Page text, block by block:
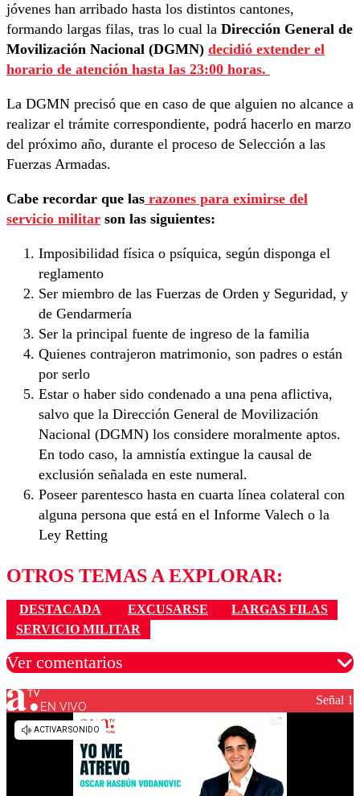
jóvenes han arribado hasta los distintos cantones,
formando largas filas, tras lo cual la Dirección General de
Movilización Nacional (DGMN) decidió extender el
horario de atención hasta las 23:00 horas.
La DGMN precisó que en caso de que alguien no alcance a
realizar el trámite correspondiente, podrá hacerlo en marzo
del próximo año, durante el proceso de Selección a las
Fuerzas Armadas.
Cabe recordar que las razones para eximirse del
servicio militar son las siguientes:
Imposibilidad física o psíquica, según disponga el
reglamento
Ser miembro de las Fuerzas de Orden y Seguridad, y
de Gendarmería
Ser la principal fuente de ingreso de la familia
Quienes contrajeron matrimonio, son padres o están
por serlo
Estar o haber sido condenado a una pena aflictiva,
salvo que la Dirección General de Movilización
Nacional (DGMN) los considere moralmente aptos.
En todo caso, la amnistía extingue la causal de
exclusión señalada en este numeral.
Poseer parentesco hasta en cuarta línea colateral con
alguna persona que está en el Informe Valech o la
Ley Retting
OTROS TEMAS A EXPLORAR:
DESTACADA EXCUSARSE
LARGAS FILAS
SERVICIO MILITAR
Ver comentarios
Los comentarios son moderados para garantizar un
diálogo respetuoso.
EN VIVO Señal 1